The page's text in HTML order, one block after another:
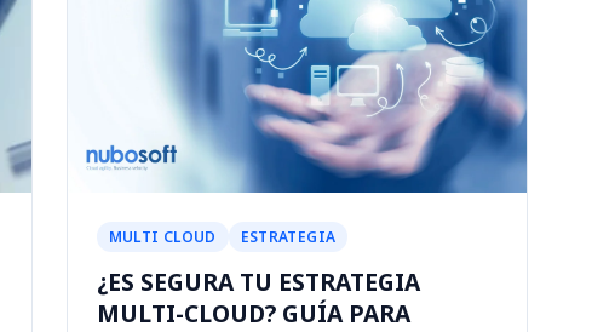
MULTI CLOUD ESTRATEGIA
¿ES SEGURA TU ESTRATEGIA
MULTI-CLOUD? GUÍA PARA